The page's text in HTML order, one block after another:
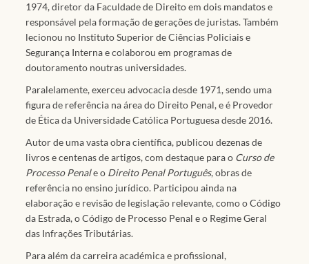
1974, diretor da Faculdade de Direito em dois mandatos e
responsável pela formação de gerações de juristas. Também
lecionou no Instituto Superior de Ciências Policiais e
Segurança Interna e colaborou em programas de
doutoramento noutras universidades.
Paralelamente, exerceu advocacia desde 1971, sendo uma
figura de referência na área do Direito Penal, e é Provedor
de Ética da Universidade Católica Portuguesa desde 2016.
Autor de uma vasta obra científica, publicou dezenas de
livros e centenas de artigos, com destaque para o Curso de
Processo Penale o Direito Penal Português, obras de
referência no ensino jurídico. Participou ainda na
elaboração e revisão de legislação relevante, como o Código
da Estrada, o Código de Processo Penal e o Regime Geral
das Infrações Tributárias.
Para além da carreira académica e profissional,